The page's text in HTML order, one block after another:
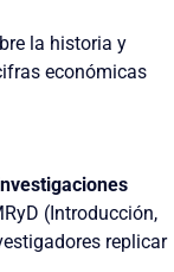
la historia y
económicas
(Introducción,
replicar